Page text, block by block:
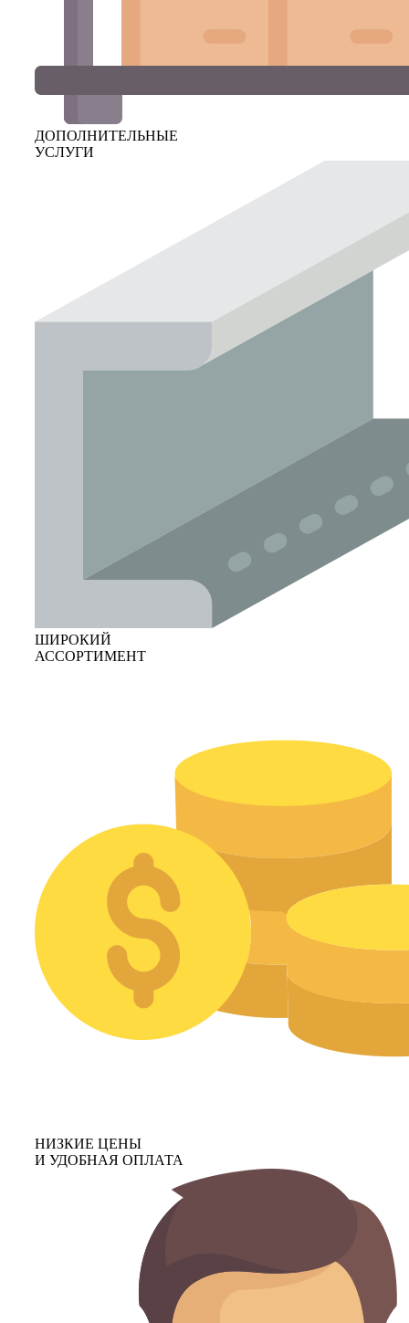
ДОПОЛНИТЕЛЬНЫЕ
УСЛУГИ
ШИРОКИЙ
АССОРТИМЕНТ
НИЗКИЕ ЦЕНЫ
И УДОБНАЯ ОПЛАТА